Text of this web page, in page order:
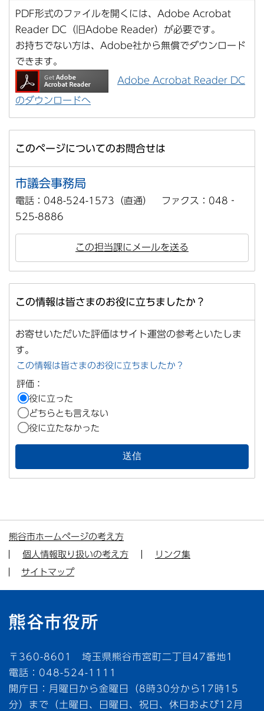
PDF形式のファイルを開くには、Adobe Acrobat
Reader DC（旧Adobe Reader）が必要です。
お持ちでない方は、Adobe社から無償でダウンロード
できます。
Adobe Acrobat Reader DC
のダウンロードへ
このページについてのお問合せは
市議会事務局
電話：048-524-1573（直通） ファクス：048‐
525-8886
この担当課にメールを送る
この情報は皆さまのお役に立ちましたか？
お寄せいただいた評価はサイト運営の参考といたしま
す。
この情報は皆さまのお役に立ちましたか？
評価：
役に立った
どちらとも言えない
役に立たなかった
熊谷市ホームページの考え方
個人情報取り扱いの考え方
リンク集
サイトマップ
〒360-8601 埼玉県熊谷市宮町二丁目47番地1
電話：048-524-1111
開庁日：月曜日から金曜日（8時30分から17時15
分）まで（土曜日、日曜日、祝日、休日および12月